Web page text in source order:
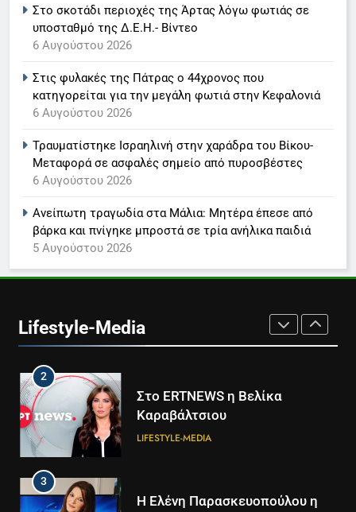
επίπεδο
16 Ιουνίου 2026
Στο σκοτάδι περιοχές της Άρτας λόγω φωτιάς σε
υποσταθμό της Δ.Ε.Η.- Βίντεο
6 Αυγούστου 2026
Στις φυλακές της Πάτρας ο 44χρονος που
κατηγορείται για την μεγάλη φωτιά στην Κεφαλονιά
6 Αυγούστου 2026
Τραυματίστηκε Ισραηλινή στην χαράδρα του Βίκου-
Μεταφορά σε ασφαλές σημείο από πυροσβέστες
6 Αυγούστου 2026
Ανείπωτη τραγωδία στα Μάλια: Μητέρα έπεσε από
βάρκα και πνίγηκε μπροστά σε τρία ανήλικα παιδιά
5 Αυγούστου 2026
Lifestyle-Media
LIFESTYLE-MEDIA
Τέλος από τον ΑΝΤ1 ο
Παναγιώτης Στάθης
8
Times μαζί σε μια νέα
συνδρομητική πρόταση
LIFESTYLE-MEDIA
1
LIFESTYLE-MEDIA
2
Στο ERTNEWS η Βελίκα
Καραβάλτσιου
LIFESTYLE-MEDIA
3
Η Ελένη Παρασκευοπούλου η